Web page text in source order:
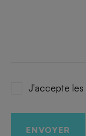
J'accepte les
ENVOYER